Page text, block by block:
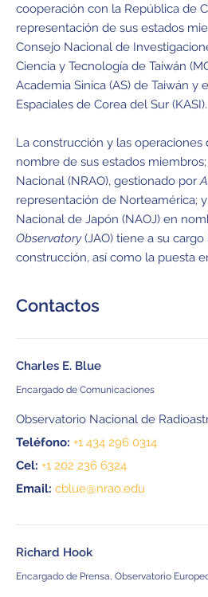
cooperación con la República de
representación de sus estados
Consejo Nacional de
Ciencia y Tecnología de Taiwán
Academia Sinica (AS) de Taiwán
Espaciales de Corea del Sur (KASI).
La construcción y las
nombre de sus estados
Nacional (NRAO), gestionado por
representación de Norteamérica;
Nacional de Japón (NAOJ) en
Observatory(JAO) tiene a su
construcción, así como la puesta
Contactos
Charles E. Blue
Encargado de Comunicaciones
Observatorio Nacional de
Teléfono: +1 434 296 0314
Cel: +1 202 236 6324
Email: cblue@nrao.edu
Richard Hook
Encargado de Prensa, Observatorio